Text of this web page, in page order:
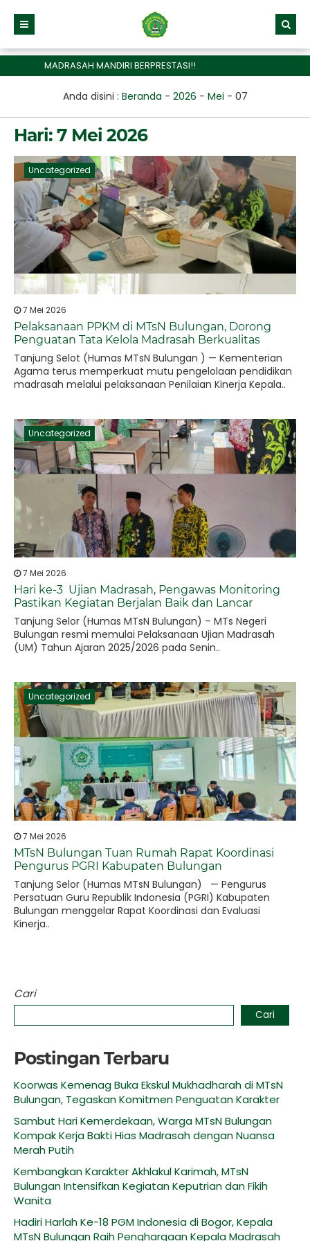
MADRASAH MANDIRI BERPRESTASI!!
Anda disini : Beranda - 2026 - Mei - 07
Hari: 7 Mei 2026
Uncategorized
7 Mei 2026
Pelaksanaan PPKM di MTsN Bulungan, Dorong
Penguatan Tata Kelola Madrasah Berkualitas
Tanjung Selot (Humas MTsN Bulungan ) — Kementerian
Agama terus memperkuat mutu pengelolaan pendidikan
madrasah melalui pelaksanaan Penilaian Kinerja Kepala..
Uncategorized
7 Mei 2026
Hari ke-3 Ujian Madrasah, Pengawas Monitoring
Pastikan Kegiatan Berjalan Baik dan Lancar
Tanjung Selor (Humas MTsN Bulungan) – MTs Negeri
Bulungan resmi memulai Pelaksanaan Ujian Madrasah
(UM) Tahun Ajaran 2025/2026 pada Senin..
Uncategorized
7 Mei 2026
MTsN Bulungan Tuan Rumah Rapat Koordinasi
Pengurus PGRI Kabupaten Bulungan
Tanjung Selor (Humas MTsN Bulungan) — Pengurus
Persatuan Guru Republik Indonesia (PGRI) Kabupaten
Bulungan menggelar Rapat Koordinasi dan Evaluasi
Kinerja..
Cari
Cari
Postingan Terbaru
Koorwas Kemenag Buka Ekskul Mukhadharah di MTsN
Bulungan, Tegaskan Komitmen Penguatan Karakter
Sambut Hari Kemerdekaan, Warga MTsN Bulungan
Kompak Kerja Bakti Hias Madrasah dengan Nuansa
Merah Putih
Kembangkan Karakter Akhlakul Karimah, MTsN
Bulungan Intensifkan Kegiatan Keputrian dan Fikih
Wanita
Hadiri Harlah Ke-18 PGM Indonesia di Bogor, Kepala
MTsN Bulungan Raih Penghargaan Kepala Madrasah